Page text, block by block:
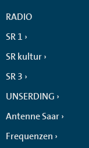
RADIO
SR 1
SR kultur
SR 3
UNSERDING
Antenne Saar
Frequenzen